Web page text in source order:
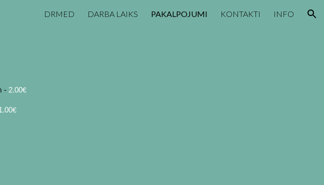
Skip to navigation
DRMED DARBA LAIKS PAKALPOJUMI KONTAKTI INFO
- 2.00€
€